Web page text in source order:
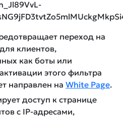
переход на
клиентов,
как боты или
этого фильтра
направлен на White Page.
доступ к странице
с IP-адресами,